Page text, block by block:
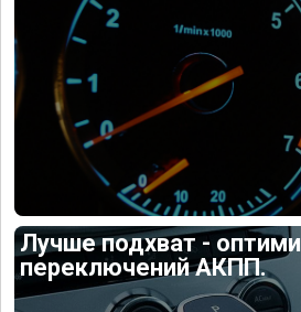
Лучше подхват -
переключений АКПП.